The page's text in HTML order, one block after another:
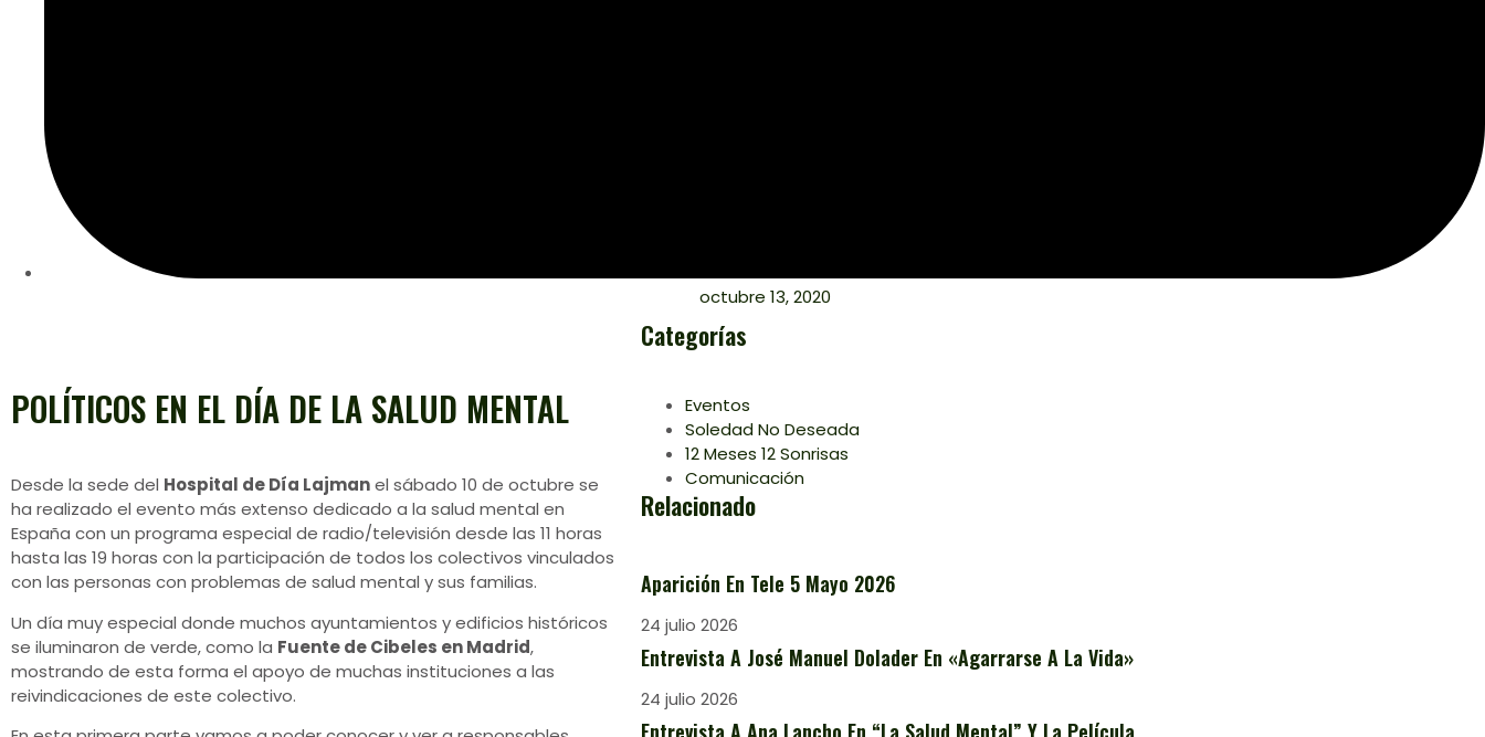
octubre 13, 2020
POLÍTICOS EN EL DÍA DE LA SALUD MENTAL
Desde la sede del Hospital de Día Lajmanel sábado 10 de octubre se
ha realizado el evento más extenso dedicado a la salud mental en
España con un programa especial de radio/televisión desde las 11 horas
hasta las 19 horas con la participación de todos los colectivos vinculados
con las personas con problemas de salud mental y sus familias.
Un día muy especial donde muchos ayuntamientos y edificios históricos
se iluminaron de verde, como la Fuente de Cibeles en Madrid,
mostrando de esta forma el apoyo de muchas instituciones a las
reivindicaciones de este colectivo.
Categorías
Eventos
Soledad No Deseada
12 Meses 12 Sonrisas
Comunicación
Relacionado
Aparición En Tele 5 Mayo 2026
24 julio 2026
Entrevista A José Manuel Dolader En «Agarrarse A La Vida»
24 julio 2026